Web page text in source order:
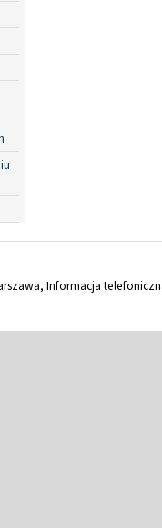
Informacja